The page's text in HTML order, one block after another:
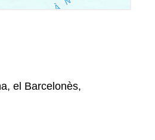
el Barcelonès,